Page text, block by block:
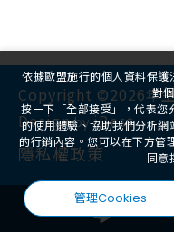
Copyright ©2026年
Design by iBest
隱私權政策
依據歐盟施行的個人資料保
對
按一下「全部接受」，代表
的使用體驗、協助我們分析
的行銷內容。您可以在下方
同意
管理Cookies